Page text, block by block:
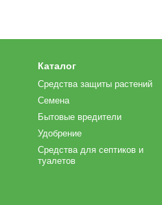
Каталог
Средства защиты растений
Семена
Бытовые вредители
Удобрение
Средства для септиков и
туалетов